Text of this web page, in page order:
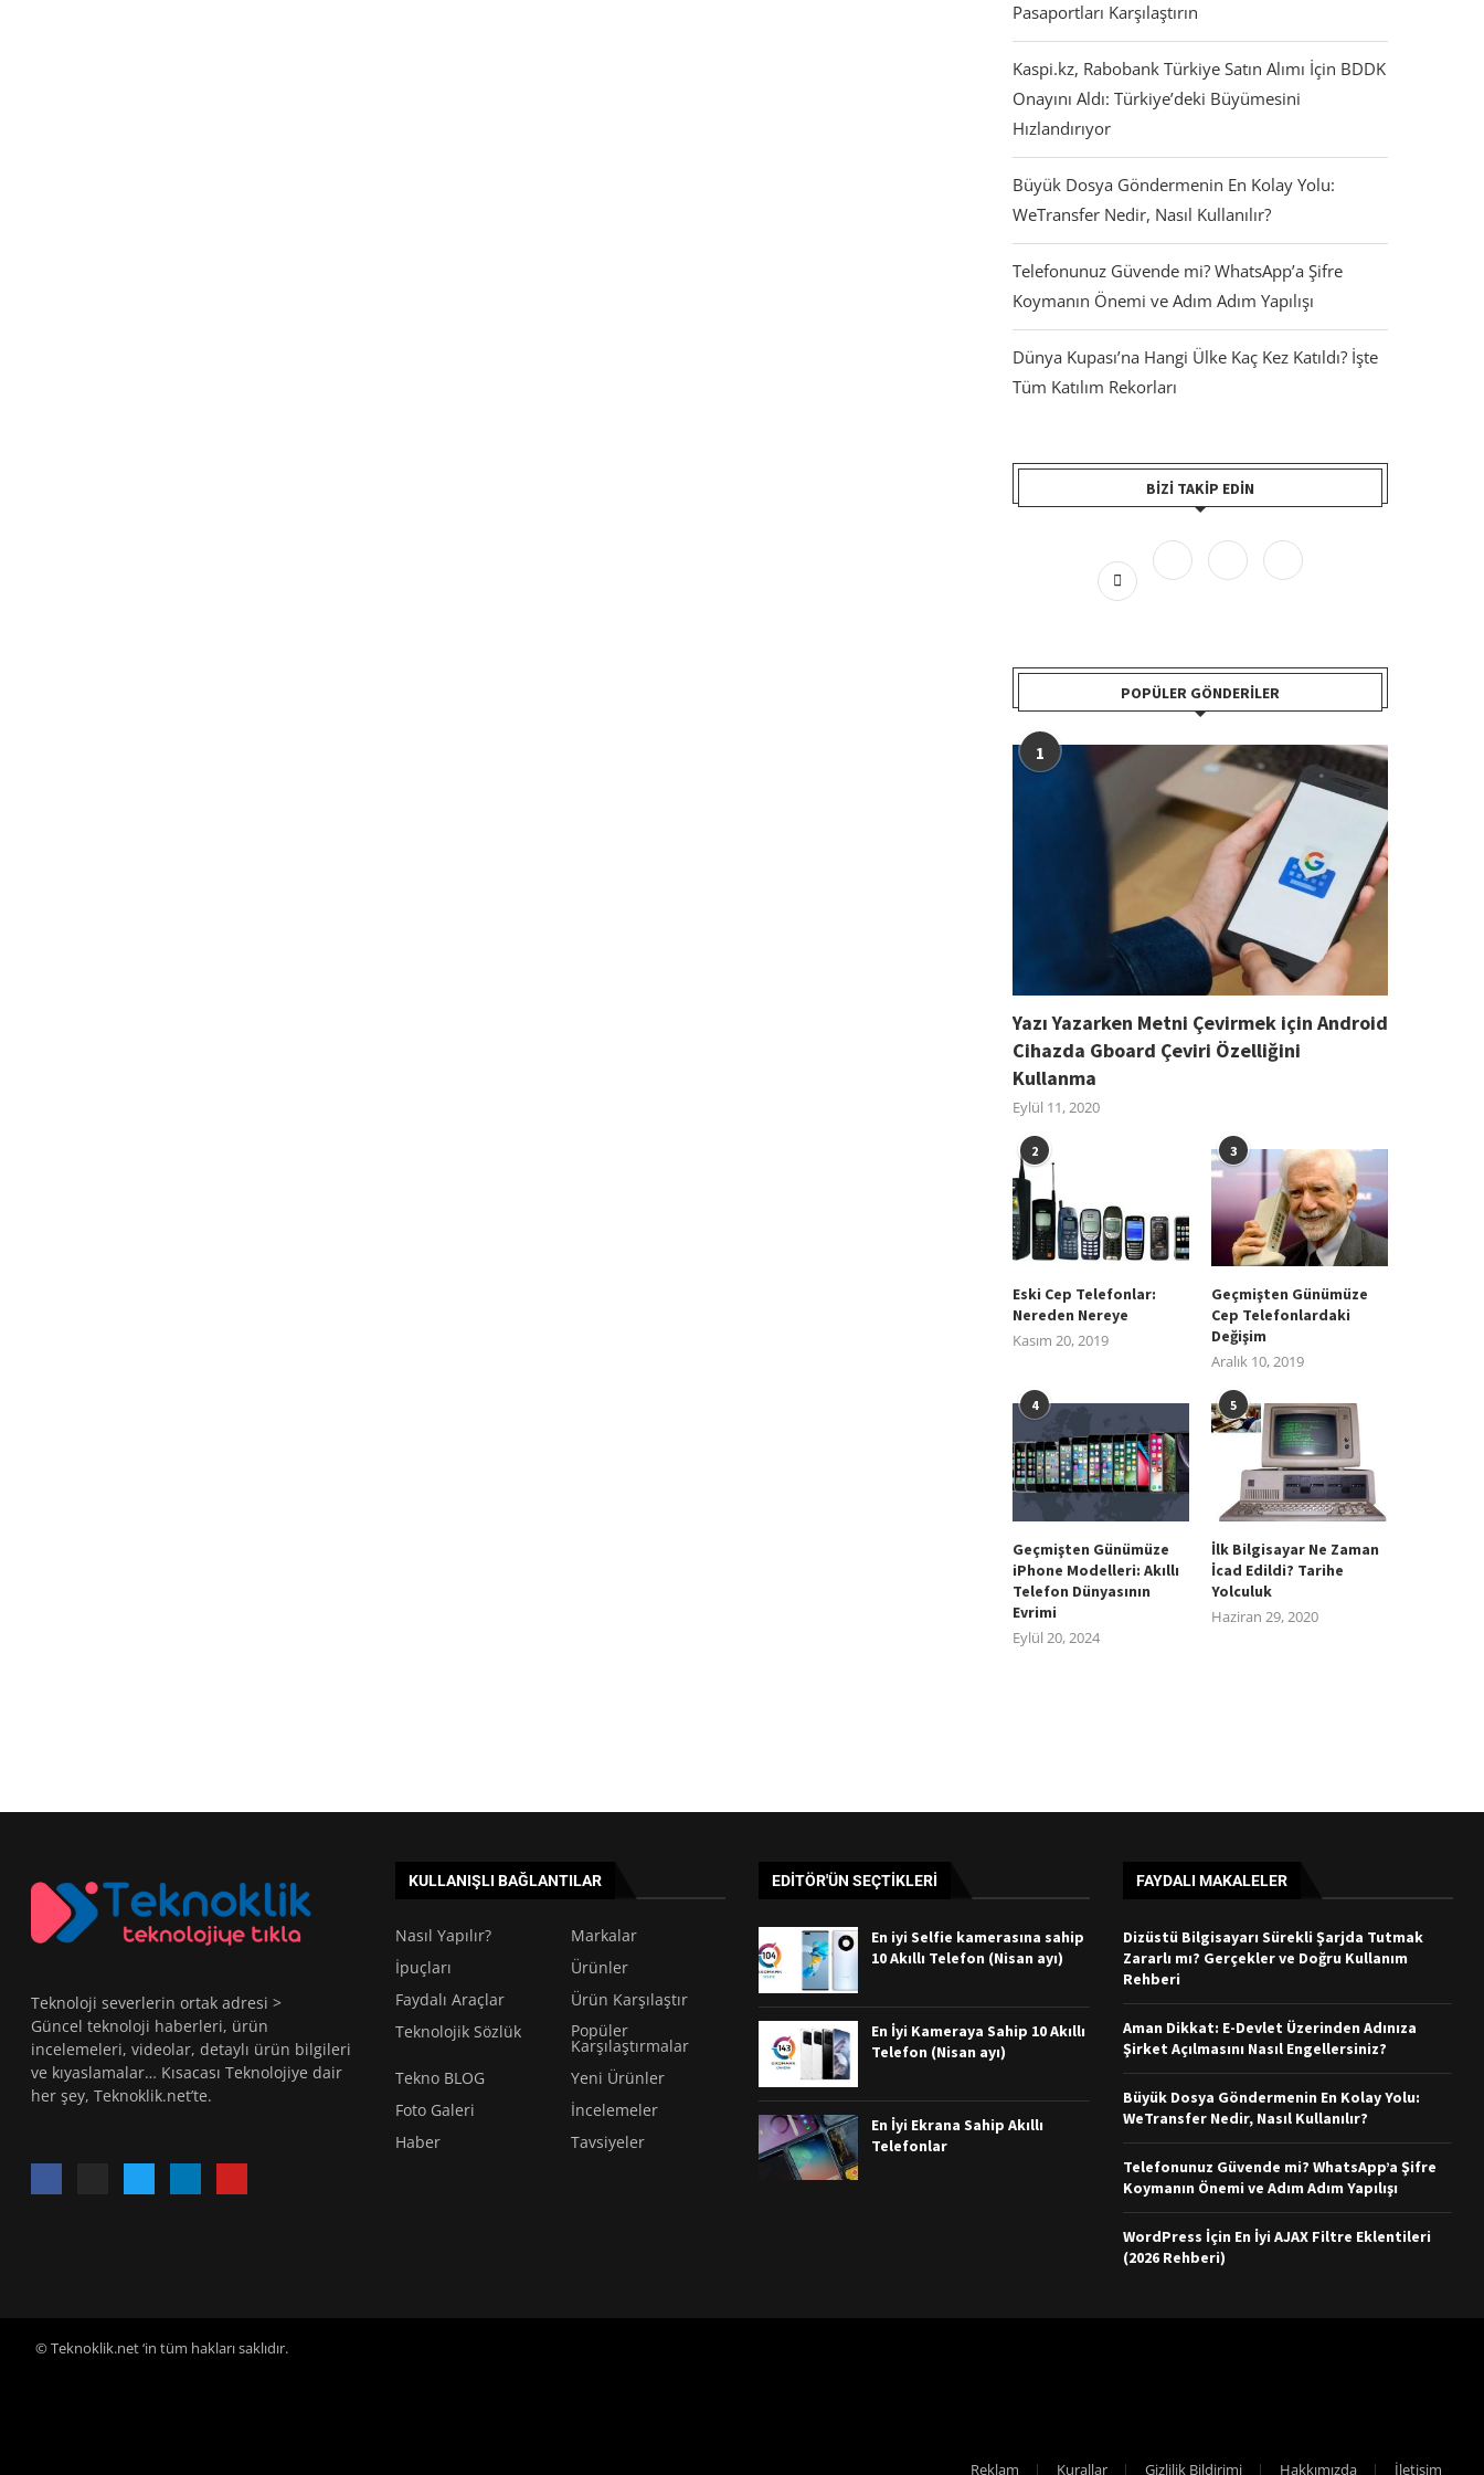
Pasaportları Karşılaştırın
Kaspi.kz, Rabobank Türkiye Satın Alımı İçin BDDK
Onayını Aldı: Türkiye’deki Büyümesini
Hızlandırıyor
Büyük Dosya Göndermenin En Kolay Yolu:
WeTransfer Nedir, Nasıl Kullanılır?
Telefonunuz Güvende mi? WhatsApp’a Şifre
Koymanın Önemi ve Adım Adım Yapılışı
Dünya Kupası’na Hangi Ülke Kaç Kez Katıldı? İşte
Tüm Katılım Rekorları
BIZI TAKIP EDIN
POPÜLER GÖNDERILER
1
Yazı Yazarken Metni Çevirmek için Android
Cihazda Gboard Çeviri Özelliğini
Kullanma
Eylül 11, 2020
2
Eski Cep Telefonlar:
Nereden Nereye
Kasım 20, 2019
3
Geçmişten Günümüze
Cep Telefonlardaki
Değişim
Aralık 10, 2019
4
Geçmişten Günümüze
iPhone Modelleri: Akıllı
Telefon Dünyasının
Evrimi
Eylül 20, 2024
5
İlk Bilgisayar Ne Zaman
İcad Edildi? Tarihe
Yolculuk
Haziran 29, 2020
Teknoloji severlerin ortak adresi >
Güncel teknoloji haberleri, ürün
incelemeleri, videolar, detaylı ürün bilgileri
ve kıyaslamalar… Kısacası Teknolojiye dair
her şey, Teknoklik.net’te.
KULLANIŞLI BAĞLANTILAR
Nasıl Yapılır?
Markalar
İpuçları
Ürünler
Faydalı Araçlar
Ürün Karşılaştır
Teknolojik Sözlük
Popüler
Karşılaştırmalar
Tekno BLOG
Yeni Ürünler
Foto Galeri
İncelemeler
Haber
Tavsiyeler
EDITÖR'ÜN SEÇTIKLERI
En iyi Selfie kamerasına sahip
10 Akıllı Telefon (Nisan ayı)
En İyi Kameraya Sahip 10 Akıllı
Telefon (Nisan ayı)
En İyi Ekrana Sahip Akıllı
Telefonlar
FAYDALI MAKALELER
Dizüstü Bilgisayarı Sürekli Şarjda Tutmak
Zararlı mı? Gerçekler ve Doğru Kullanım
Rehberi
Aman Dikkat: E-Devlet Üzerinden Adınıza
Şirket Açılmasını Nasıl Engellersiniz?
Büyük Dosya Göndermenin En Kolay Yolu:
WeTransfer Nedir, Nasıl Kullanılır?
Telefonunuz Güvende mi? WhatsApp’a Şifre
Koymanın Önemi ve Adım Adım Yapılışı
WordPress İçin En İyi AJAX Filtre Eklentileri
(2026 Rehberi)
© Teknoklik.net ‘in tüm hakları saklıdır.
Reklam Kurallar Gizlilik Bildirimi Hakkımızda İletişim